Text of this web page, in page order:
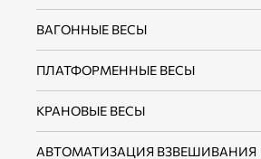
ВАГОННЫЕ ВЕСЫ
ПЛАТФОРМЕННЫЕ ВЕСЫ
КРАНОВЫЕ ВЕСЫ
АВТОМАТИЗАЦИЯ ВЗВЕШИВАНИЯ